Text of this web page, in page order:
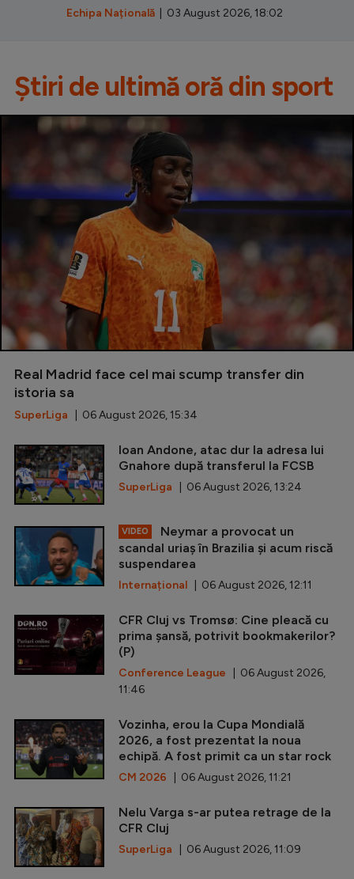
Echipa Națională | 03 August 2026, 18:02
Știri de ultimă oră din sport
Real Madrid face cel mai scump transfer din
istoria sa
SuperLiga | 06 August 2026, 15:34
Ioan Andone, atac dur la adresa lui
Gnahore după transferul la FCSB
SuperLiga | 06 August 2026, 13:24
VIDEO
Neymar a provocat un
scandal uriaș în Brazilia și acum riscă
suspendarea
Internațional | 06 August 2026, 12:11
CFR Cluj vs Tromsø: Cine pleacă cu
prima șansă, potrivit bookmakerilor?
(P)
Conference League | 06 August 2026,
11:46
Vozinha, erou la Cupa Mondială
2026, a fost prezentat la noua
echipă. A fost primit ca un star rock
CM 2026 | 06 August 2026, 11:21
Nelu Varga s-ar putea retrage de la
CFR Cluj
SuperLiga | 06 August 2026, 11:09